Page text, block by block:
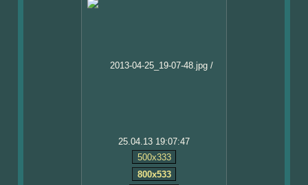
25.04.13 19:07:47
500x333
800x533